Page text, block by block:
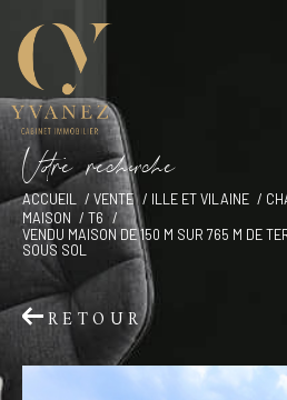
Vore recece
ACCUEIL VENTE ILLE ET VILAINE
MAISON
T6
VENDU MAISON DE 150 M SUR 765 M DE
SOUS SOL
RETOUR
EFFECTUER UNE
et trouver le bien qui
critères
Type d'offre
Vente